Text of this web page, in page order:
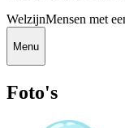
WelzijnMensen met
Menu
Foto's